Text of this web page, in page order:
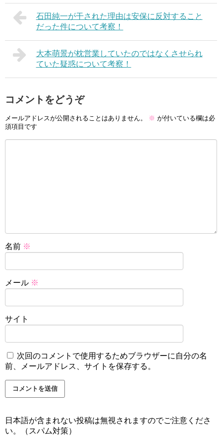
石田純一が干された理由は安保に反対すること
だった件について考察！
大本萌景が枕営業していたのではなくさせられ
ていた疑惑について考察！
コメントをどうぞ
メールアドレスが公開されることはありません。 ※ が付いている欄は必
須項目です
名前 ※
メール ※
サイト
次回のコメントで使用するためブラウザーに自分の名
前、メールアドレス、サイトを保存する。
日本語が含まれない投稿は無視されますのでご注意くださ
い。（スパム対策）